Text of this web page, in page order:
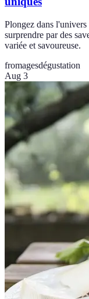
Plongez dans
surprendre par des
variée et savoureuse.
fromagesdégustation
Aug 3